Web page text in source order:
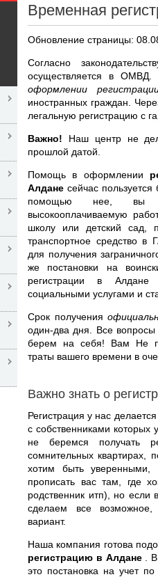
Временная
Обновление страницы:
Согласно
осуществляется в
оформлении
иностранных граждан.
легальную регистрацию с
Важно! Наш центр не
прошлой датой.
Помощь в оформлении
Алдане сейчас
помощью нее, вы
высокооплачиваемую
школу или детский сад,
транспортное средство в
для получения
же постановки на
регистрации в Алдане
социальными услугами и
Срок получения
один-два дня. Все
берем на себя! Вам Не
траты вашего времени в
Важно знать о
Регистрация у нас
с собственниками которых
не беремся получать
сомнительных квартирах,
хотим быть уверенными,
прописать вас там, где
родственник итп), но
сделаем все
вариант.
Наша компания готова
регистрацию в Алдане
.
это постановка на учет